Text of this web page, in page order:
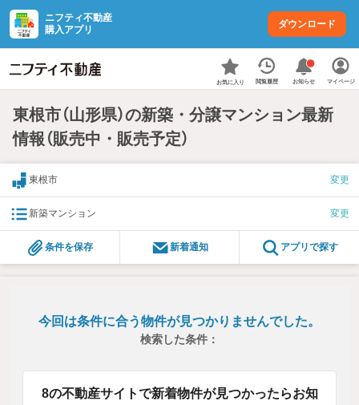
ニフティ不動産
購入アプリ
ダウンロード
お気に入り 閲覧履歴 お知らせ マイページ
東根市（山形県）の新築・分譲マンション最新
情報（販売中・販売予定）
東根市 変更
新築マンション 変更
条件を保存 新着通知 アプリで探す
今回は条件に合う物件が見つかりませんでした。
検索した条件：
8の不動産サイトで新着物件が見つかったらお知